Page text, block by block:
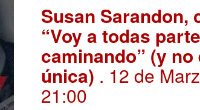
Susan Sarandon,
“Voy a todas
caminando” (y no
única) . 12 de
21:00